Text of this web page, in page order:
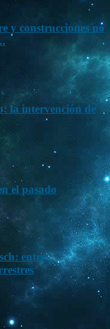
y construcciones no
la intervención de
el pasado
entre